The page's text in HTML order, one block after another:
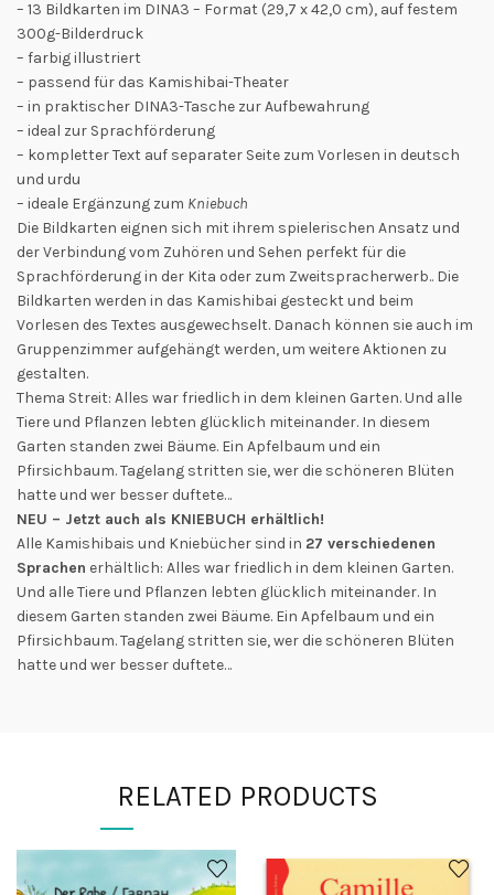
– 13 Bildkarten im DINA3 – Format (29,7 x 42,0 cm), auf festem
300g-Bilderdruck
– farbig illustriert
– passend für das Kamishibai-Theater
– in praktischer DINA3-Tasche zur Aufbewahrung
– ideal zur Sprachförderung
– kompletter Text auf separater Seite zum Vorlesen in deutsch
und urdu
– ideale Ergänzung zum Kniebuch
Die Bildkarten eignen sich mit ihrem spielerischen Ansatz und
der Verbindung vom Zuhören und Sehen perfekt für die
Sprachförderung in der Kita oder zum Zweitspracherwerb.. Die
Bildkarten werden in das Kamishibai gesteckt und beim
Vorlesen des Textes ausgewechselt. Danach können sie auch im
Gruppenzimmer aufgehängt werden, um weitere Aktionen zu
gestalten.
Thema Streit: Alles war friedlich in dem kleinen Garten. Und alle
Tiere und Pflanzen lebten glücklich miteinander. In diesem
Garten standen zwei Bäume. Ein Apfelbaum und ein
Pfirsichbaum. Tagelang stritten sie, wer die schöneren Blüten
hatte und wer besser duftete…
NEU – Jetzt auch als KNIEBUCH erhältlich!
Alle Kamishibais und Kniebücher sind in 27 verschiedenen
Sprachen erhältlich: Alles war friedlich in dem kleinen Garten.
Und alle Tiere und Pflanzen lebten glücklich miteinander. In
diesem Garten standen zwei Bäume. Ein Apfelbaum und ein
Pfirsichbaum. Tagelang stritten sie, wer die schöneren Blüten
hatte und wer besser duftete…
RELATED PRODUCTS